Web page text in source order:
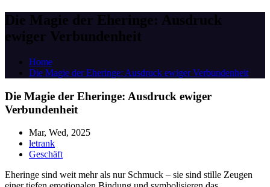
Die Magie der Eheringe: Ausdruck
ewiger Verbundenheit
Home
Die Magie der Eheringe: Ausdruck ewiger Verbundenheit
Die Magie der Eheringe: Ausdruck ewiger
Verbundenheit
Mar, Wed, 2025
letrank
Geschäft
Eheringe sind weit mehr als nur Schmuck – sie sind stille Zeugen